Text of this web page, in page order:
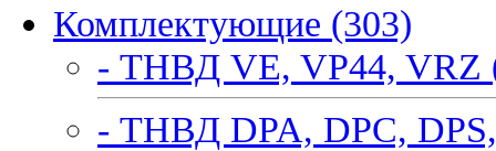
Комплектующие (303)
- ТНВД VE, VP44, VRZ
- ТНВД DPA, DPC,